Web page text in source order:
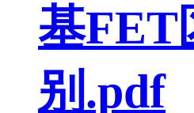
基FET
别.pdf